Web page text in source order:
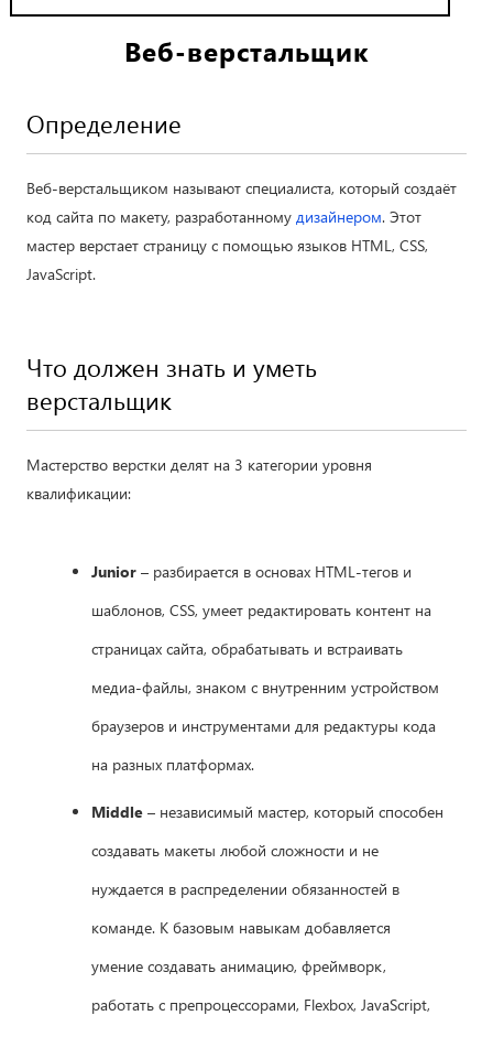
Веб-верстальщик
Определение
Веб-верстальщиком называют специалиста, который создаёт
код сайта по макету, разработанному дизайнером. Этот
мастер верстает страницу с помощью языков HTML, CSS,
JavaScript.
Что должен знать и уметь
верстальщик
Мастерство верстки делят на 3 категории уровня
квалификации:
Junior – разбирается в основах HTML-тегов и
шаблонов, CSS, умеет редактировать контент на
страницах сайта, обрабатывать и встраивать
медиа-файлы, знаком с внутренним устройством
браузеров и инструментами для редактуры кода
на разных платформах.
Middle – независимый мастер, который способен
создавать макеты любой сложности и не
нуждается в распределении обязанностей в
команде. К базовым навыкам добавляется
умение создавать анимацию, фреймворк,
работать с препроцессорами, Flexbox, JavaScript,